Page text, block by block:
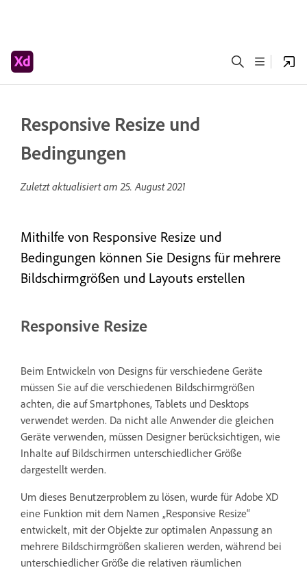
Responsive Resize und
Bedingungen
Zuletzt aktualisiert am25. August 2021
Mithilfe von Responsive Resize und
Bedingungen können Sie Designs für mehrere
Bildschirmgrößen und Layouts erstellen
Responsive Resize
Beim Entwickeln von Designs für verschiedene Geräte
müssen Sie auf die verschiedenen Bildschirmgrößen
achten, die auf Smartphones, Tablets und Desktops
verwendet werden. Da nicht alle Anwender die gleichen
Geräte verwenden, müssen Designer berücksichtigen, wie
Inhalte auf Bildschirmen unterschiedlicher Größe
dargestellt werden.
Um dieses Benutzerproblem zu lösen, wurde für Adobe XD
eine Funktion mit dem Namen „Responsive Resize“
entwickelt, mit der Objekte zur optimalen Anpassung an
mehrere Bildschirmgrößen skalieren werden, während bei
unterschiedlicher Größe die relativen räumlichen